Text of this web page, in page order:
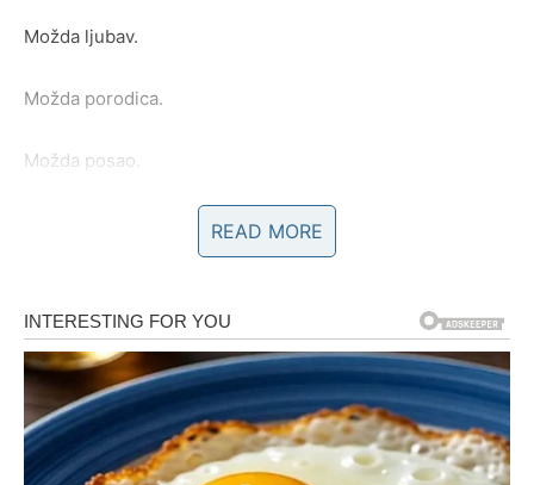
Možda ljubav.
Možda porodica.
Možda posao.
Možda osjećaj sigurnosti koji dugo pokušavate pronaći.
najvažnije promjene.
Neće se sve dogoditi odjednom.
Ali prvi koraci prema ostvarenju želje već su napravljeni.
READ MORE